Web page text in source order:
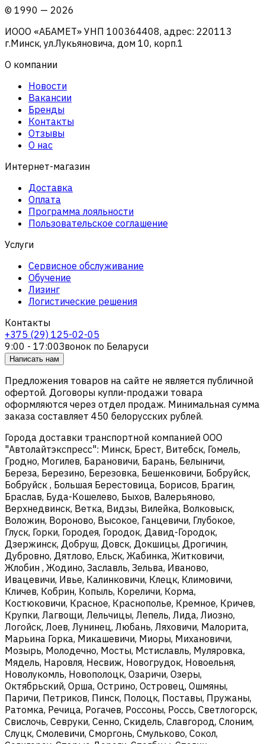
© 1990 — 2026
ИООО «АБАМЕТ» УНП 100364408, адрес: 220113
г.Минск, ул.Лукьяновича, дом 10, корп.1
О компании
Новости
Вакансии
Бренды
Контакты
Отзывы
О нас
Интернет-магазин
Доставка
Оплата
Программа лояльности
Пользовательское соглашение
Услуги
Сервисное обслуживание
Обучение
Лизинг
Логистические решения
Контакты
+375 (29) 125-02-05
9:00 - 17:00Звонок по Беларуси
Написать нам
Предложения товаров на сайте не является публичной
офертой. Договоры купли-продажи товара
оформляются через отдел продаж. Минимальная сумма
заказа составляет 450 белорусских рублей.
Города доставки транспортной компанией ООО
"Автолайтэкспресс": Минск, Брест, Витебск, Гомель,
Гродно, Могилев, Барановичи, Барань, Белыничи,
Береза, Березино, Березовка, Бешенковичи, Бобруйск,
Бобруйск , Большая Берестовица, Борисов, Брагин,
Браслав, Буда-Кошелево, Быхов, Валерьяново,
Верхнедвинск, Ветка, Видзы, Вилейка, Волковыск,
Воложин, Вороново, Высокое, Ганцевичи, Глубокое,
Глуск, Горки, Городея, Городок, Давид-Городок,
Дзержинск, Добруш, Довск, Докшицы, Дрогичин,
Дубровно, Дятлово, Ельск, Жабинка, Житковичи,
Жлобин , Жодино, Заславль, Зельва, Иваново,
Ивацевичи, Ивье, Калинковичи, Клецк, Климовичи,
Кличев, Кобрин, Копыль, Кореличи, Корма,
Костюковичи, Красное, Краснополье, Кремное, Кричев,
Крупки, Лагвощи, Лельчицы, Лепель, Лида, Лиозно,
Логойск, Лоев, Лунинец, Любань, Ляховичи, Малорита,
Марьина Горка, Микашевичи, Миоры, Михановичи,
Мозырь, Молодечно, Мосты, Мстиславль, Муляровка,
Мядель, Наровля, Несвиж, Новогрудок, Новоельня,
Новолукомль, Новополоцк, Озаричи, Озеры,
Октябрьский, Орша, Острино, Островец, Ошмяны,
Паричи, Петриков, Пинск, Полоцк, Поставы, Пружаны,
Ратомка, Речица, Рогачев, Россоны, Россь, Светлогорск,
Свислочь, Севруки, Сенно, Скидель, Славгород, Слоним,
Слуцк, Смолевичи, Сморгонь, Смульково, Сокол,